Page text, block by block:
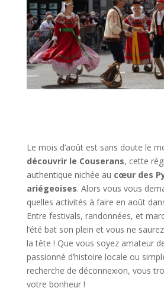
Le mois d’août est sans doute le
découvrir le Couserans, cette
authentique nichée au cœur des
ariégeoises. Alors vous vous
quelles activités à faire en août
Entre festivals, randonnées, et
l’été bat son plein et vous ne
la tête ! Que vous soyez amateur
passionné d’histoire locale ou
recherche de déconnexion, vous
votre bonheur !